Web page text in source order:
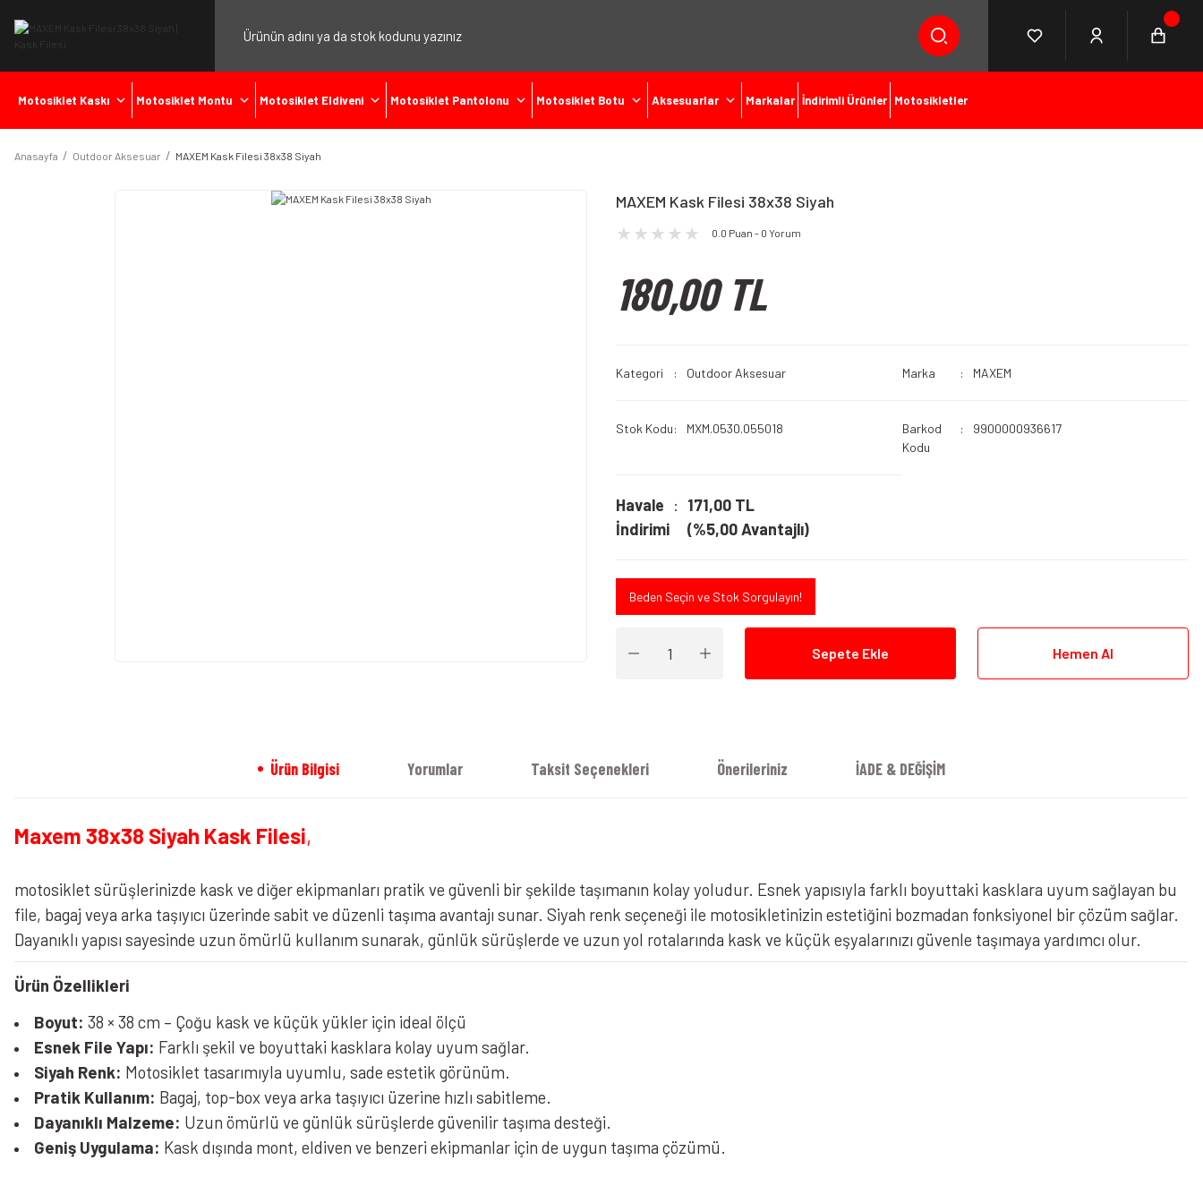
Motosiklet Kaskı Motosiklet Montu Motosiklet Eldiveni Motosiklet Pantolonu Motosiklet Botu Aksesuarlar Markalar İndirimli Ürünler Motosikletler
Anasayfa Outdoor Aksesuar MAXEM Kask Filesi 38x38 Siyah
MAXEM Kask Filesi 38x38 Siyah
0.0 Puan - 0 Yorum
180,00 TL
Kategori Outdoor Aksesuar Marka MAXEM
Stok Kodu MXM.0530.055018
Barkod
Kodu
9900000936617
Havale
İndirimi
171,00 TL
(%5,00 Avantajlı)
Beden Seçin ve Stok Sorgulayın!
Sepete Ekle Hemen Al
Ürün Bilgisi Yorumlar Taksit Seçenekleri Önerileriniz İADE & DEĞİŞİM
Maxem 38x38 Siyah Kask Filesi,
motosiklet sürüşlerinizde kask ve diğer ekipmanları pratik ve güvenli bir şekilde taşımanın kolay yoludur. Esnek yapısıyla farklı boyuttaki kasklara uyum sağlayan bu
file, bagaj veya arka taşıyıcı üzerinde sabit ve düzenli taşıma avantajı sunar. Siyah renk seçeneği ile motosikletinizin estetiğini bozmadan fonksiyonel bir çözüm sağlar.
Dayanıklı yapısı sayesinde uzun ömürlü kullanım sunarak, günlük sürüşlerde ve uzun yol rotalarında kask ve küçük eşyalarınızı güvenle taşımaya yardımcı olur.
Ürün Özellikleri
Boyut: 38 × 38 cm – Çoğu kask ve küçük yükler için ideal ölçü
Esnek File Yapı: Farklı şekil ve boyuttaki kasklara kolay uyum sağlar.
Siyah Renk: Motosiklet tasarımıyla uyumlu, sade estetik görünüm.
Pratik Kullanım: Bagaj, top-box veya arka taşıyıcı üzerine hızlı sabitleme.
Dayanıklı Malzeme: Uzun ömürlü ve günlük sürüşlerde güvenilir taşıma desteği.
Geniş Uygulama: Kask dışında mont, eldiven ve benzeri ekipmanlar için de uygun taşıma çözümü.